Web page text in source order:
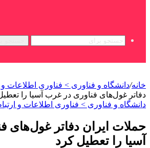
خانه/دانشگاه و فناوری > فناوری اطلاعات و
دفاتر غول‌های فناوری در غرب آسیا را
دانشگاه و فناوری > فناوری اطلاعات و
حملات ایران دفاتر غول‌های
آسیا را تعطیل کرد